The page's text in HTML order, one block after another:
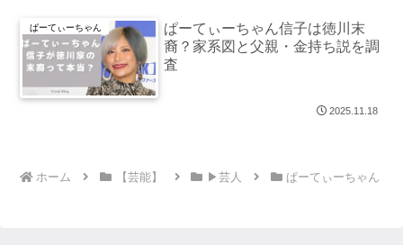
ぱーてぃーちゃん
ぱーてぃーちゃん信子は徳川末
裔？家系図と父親・金持ち説を調
査
2025.11.18
ホーム 【芸能】 ▶芸人 ぱーてぃーちゃん